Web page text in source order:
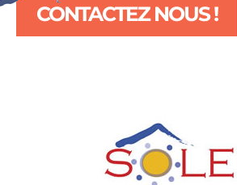
CONTACTEZ NOUS !